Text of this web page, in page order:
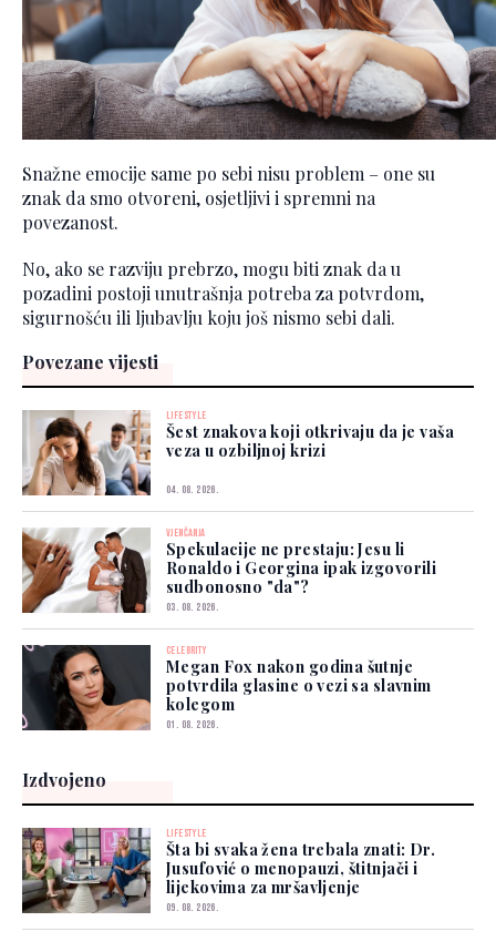
Snažne emocije same po sebi nisu problem – one su
znak da smo otvoreni, osjetljivi i spremni na
povezanost.
No, ako se razviju prebrzo, mogu biti znak da u
pozadini postoji unutrašnja potreba za potvrdom,
sigurnošću ili ljubavlju koju još nismo sebi dali.
Povezane vijesti
LIFESTYLE
Šest znakova koji otkrivaju da je vaša
veza u ozbiljnoj krizi
04. 08. 2026.
VJENČANJA
Spekulacije ne prestaju: Jesu li
Ronaldo i Georgina ipak izgovorili
sudbonosno "da"?
03. 08. 2026.
CELEBRITY
Megan Fox nakon godina šutnje
potvrdila glasine o vezi sa slavnim
kolegom
01. 08. 2026.
Izdvojeno
LIFESTYLE
Šta bi svaka žena trebala znati: Dr.
Jusufović o menopauzi, štitnjači i
lijekovima za mršavljenje
09. 08. 2026.